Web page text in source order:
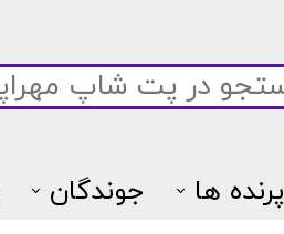
پرنده ها جوندگان